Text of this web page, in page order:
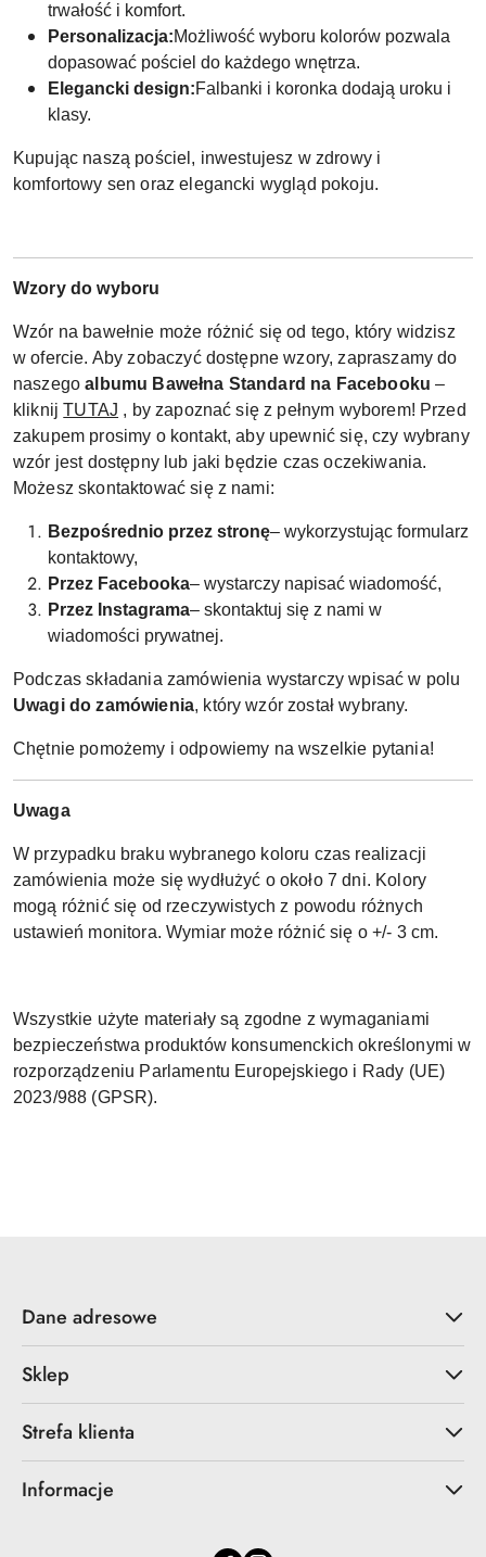
trwałość i komfort.
Personalizacja:Możliwość wyboru kolorów pozwala
dopasować pościel do każdego wnętrza.
Elegancki design:Falbanki i koronka dodają uroku i
klasy.
Kupując naszą pościel, inwestujesz w zdrowy i
komfortowy sen oraz elegancki wygląd pokoju.
Wzory do wyboru
Wzór na bawełnie może różnić się od tego, który widzisz
w ofercie. Aby zobaczyć dostępne wzory, zapraszamy do
naszegoalbumu Bawełna Standard na Facebooku –
kliknijTUTAJ , by zapoznać się z pełnym wyborem! Przed
zakupem prosimy o kontakt, aby upewnić się, czy wybrany
wzór jest dostępny lub jaki będzie czas oczekiwania.
Możesz skontaktować się z nami:
Bezpośrednio przez stronę– wykorzystując formularz
kontaktowy,
Przez Facebooka– wystarczy napisać wiadomość,
Przez Instagrama– skontaktuj się z nami w
wiadomości prywatnej.
Podczas składania zamówienia wystarczy wpisać w polu
Uwagi do zamówienia, który wzór został wybrany.
Chętnie pomożemy i odpowiemy na wszelkie pytania!
Uwaga
W przypadku braku wybranego koloru czas realizacji
zamówienia może się wydłużyć o około 7 dni. Kolory
mogą różnić się od rzeczywistych z powodu różnych
ustawień monitora. Wymiar może różnić się o +/- 3 cm.
Wszystkie użyte materiały są zgodne z wymaganiami
bezpieczeństwa produktów konsumenckich określonymi w
rozporządzeniu Parlamentu Europejskiego i Rady (UE)
2023/988 (GPSR).
Dane adresowe
Sklep
Strefa klienta
Informacje